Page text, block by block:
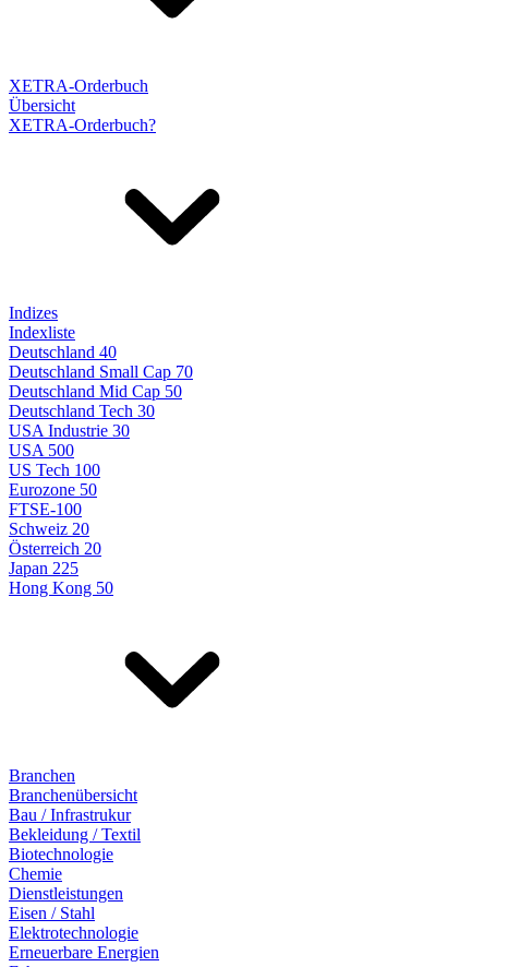
XETRA-Orderbuch
Übersicht
XETRA-Orderbuch?
Indizes
Indexliste
Deutschland 40
Deutschland Small Cap 70
Deutschland Mid Cap 50
Deutschland Tech 30
USA Industrie 30
USA 500
US Tech 100
Eurozone 50
FTSE-100
Schweiz 20
Österreich 20
Japan 225
Hong Kong 50
Branchen
Branchenübersicht
Bau / Infrastrukur
Bekleidung / Textil
Biotechnologie
Chemie
Dienstleistungen
Eisen / Stahl
Elektrotechnologie
Erneuerbare Energien